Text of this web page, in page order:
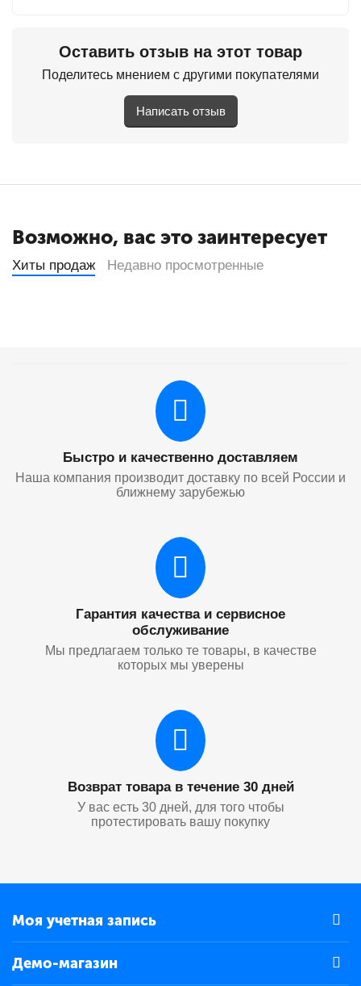
Оставить отзыв на этот товар
Поделитесь мнением с другими покупателями
Написать отзыв
Возможно, вас это заинтересует
Хиты продаж Недавно просмотренные
Быстро и качественно доставляем
Наша компания производит доставку по всей России и
ближнему зарубежью
Гарантия качества и сервисное
обслуживание
Мы предлагаем только те товары, в качестве
которых мы уверены
Возврат товара в течение 30 дней
У вас есть 30 дней, для того чтобы
протестировать вашу покупку
Моя учетная запись
Демо-магазин